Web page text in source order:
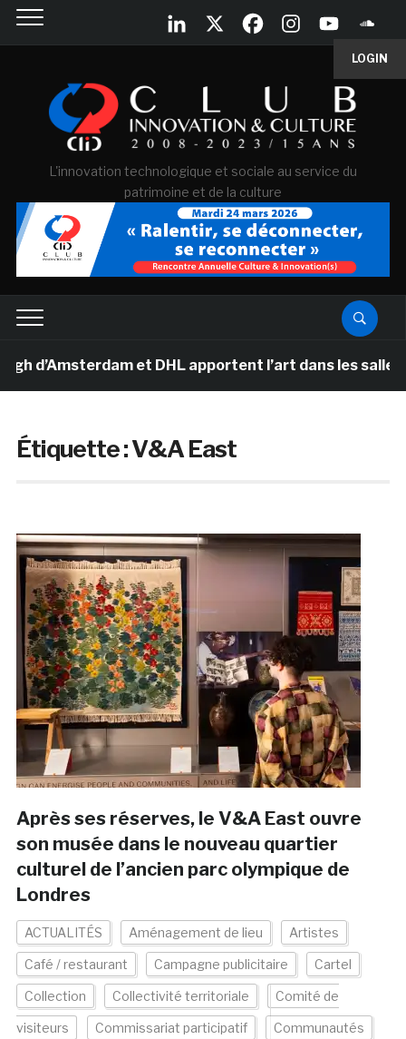
LOGIN
L'innovation technologique et sociale au service du
patrimoine et de la culture
et DHL apportent l’art dans les salles de
Étiquette :V&A East
Après ses réserves, le V&A East ouvre
son musée dans le nouveau quartier
culturel de l’ancien parc olympique de
Londres
ACTUALITÉS Aménagement de lieu Artistes
Café / restaurant Campagne publicitaire Cartel
Collection Collectivité territoriale Comité de
visiteurs Commissariat participatif Communautés